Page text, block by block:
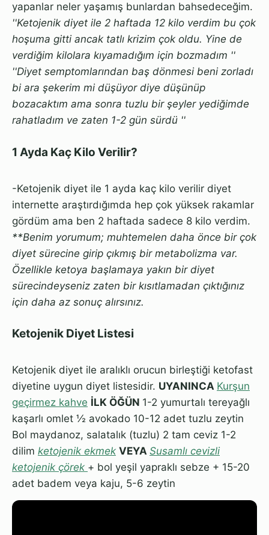
yapanlar neler yaşamış bunlardan bahsedeceğim.
''Ketojenik diyet ile 2 haftada 12 kilo verdim bu çok
hoşuma gitti ancak tatlı krizim çok oldu. Yine de
verdiğim kilolara kıyamadığım için bozmadım ''
''Diyet semptomlarından baş dönmesi beni zorladı
bi ara şekerim mi düşüyor diye düşünüp
bozacaktım ama sonra tuzlu bir şeyler yediğimde
rahatladım ve zaten 1-2 gün sürdü ''
1 Ayda Kaç Kilo Verilir?
-Ketojenik diyet ile 1 ayda kaç kilo verilir diyet
internette araştırdığımda hep çok yüksek rakamlar
gördüm ama ben 2 haftada sadece 8 kilo verdim.
**Benim yorumum; muhtemelen daha önce bir çok
diyet sürecine girip çıkmış bir metabolizma var.
Özellikle ketoya başlamaya yakın bir diyet
sürecindeyseniz zaten bir kısıtlamadan çıktığınız
için daha az sonuç alırsınız.
Ketojenik Diyet Listesi
Ketojenik diyet ile aralıklı orucun birleştiği ketofast
diyetine uygun diyet listesidir. UYANINCA Kurşun
geçirmez kahve İLK ÖĞÜN 1-2 yumurtalı tereyağlı
kaşarlı omlet ½ avokado 10-12 adet tuzlu zeytin
Bol maydanoz, salatalık (tuzlu) 2 tam ceviz 1-2
dilim ketojenik ekmek VEYA Susamlı cevizli
ketojenik çörek + bol yeşil yapraklı sebze + 15-20
adet badem veya kaju, 5-6 zeytin